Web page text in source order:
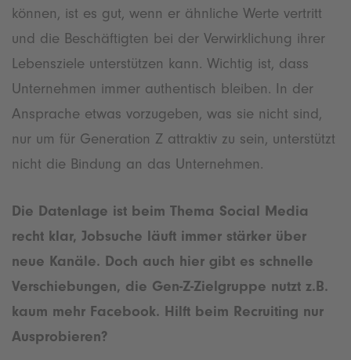
können, ist es gut, wenn er ähnliche Werte vertritt
und die Beschäftigten bei der Verwirklichung ihrer
Lebensziele unterstützen kann. Wichtig ist, dass
Unternehmen immer authentisch bleiben. In der
Ansprache etwas vorzugeben, was sie nicht sind,
nur um für Generation Z attraktiv zu sein, unterstützt
nicht die Bindung an das Unternehmen.
Die Datenlage ist beim Thema Social Media
recht klar, Jobsuche läuft immer stärker über
neue Kanäle. Doch auch hier gibt es schnelle
Verschiebungen, die Gen-Z-Zielgruppe nutzt z.B.
kaum mehr Facebook. Hilft beim Recruiting nur
Ausprobieren?